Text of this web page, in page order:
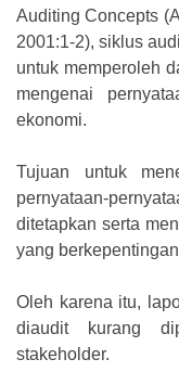
Auditing Concepts
2001:1-2), siklus
untuk memperoleh
mengenai
ekonomi.
Tujuan untuk
pernyataan-
ditetapkan serta
yang
Oleh karena itu,
diaudit kurang
stakeholder.